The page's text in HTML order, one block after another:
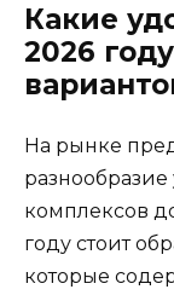
Какие
2026
На рынке
комплексов
году стоит
которые